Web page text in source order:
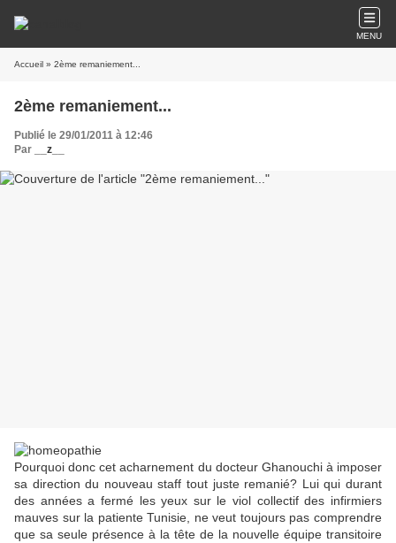
MENU
Accueil » 2ème remaniement...
2ème remaniement...
Publié le 29/01/2011 à 12:46
Par
__z__
Pourquoi donc cet acharnement du docteur Ghanouchi à imposer
sa direction du nouveau staff tout juste remanié? Lui qui durant
des années a fermé les yeux sur le viol collectif des infirmiers
mauves sur la patiente Tunisie, ne veut toujours pas comprendre
que sa seule présence à la tête de la nouvelle équipe transitoire